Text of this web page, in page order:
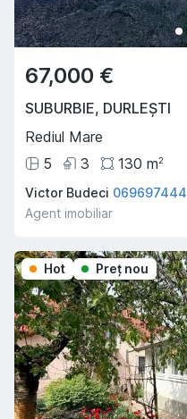
67,000 €
SUBURBIE, DURLEȘTI
Rediul Mare
5
3 130 m2
Victor Budeci 069697444
Agent imobiliar
Hot Preţ nou